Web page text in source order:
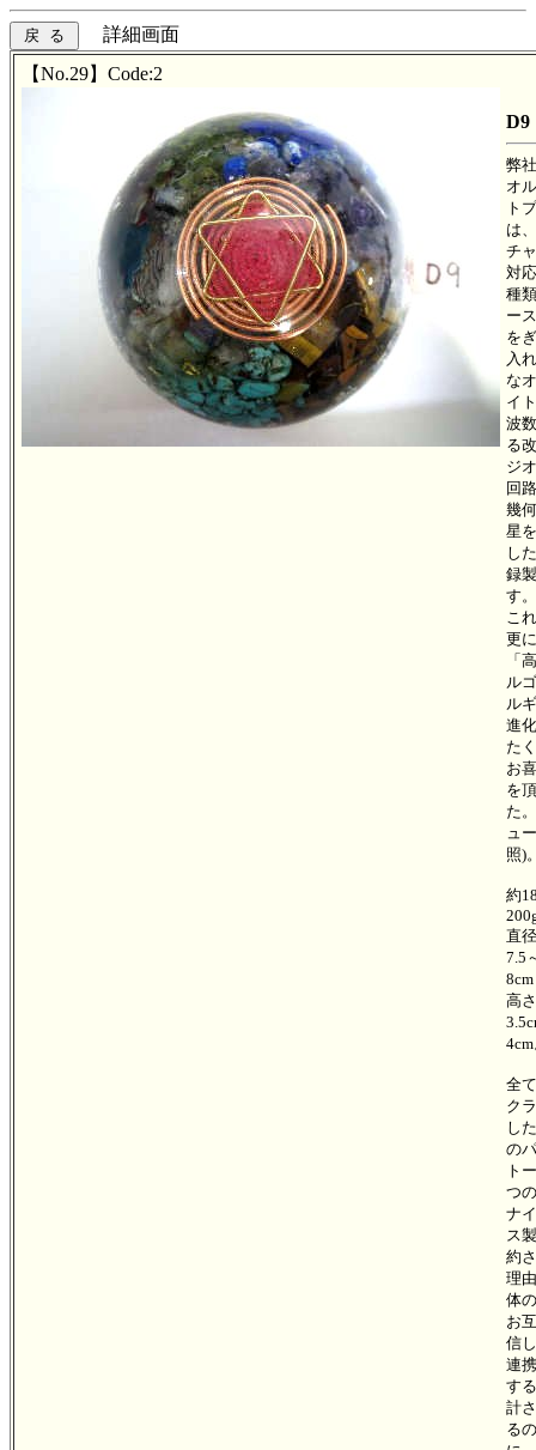
詳細画面
【No.29】Code:2
D9
弊
オ
ト
は
チ
対
種
ー
を
入
な
イ
波
る
ジ
回
幾
星
し
録
す。
こ
更
「
ル
ル
進
た
お
を
た
ュ
照)
約
直
7.5
高
全
ク
し
の
ト
つ
ナ
ス
約
理
体
お
信
連
す
計
る